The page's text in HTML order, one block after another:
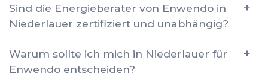
Sind die Energieberater von Enwendo in
Niederlauer zertifiziert und unabhängig?
Warum sollte ich mich in Niederlauer für
Enwendo entscheiden?